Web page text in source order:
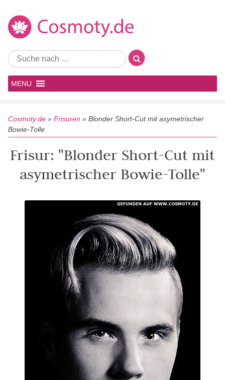
MENU
Cosmoty.de » Frisuren » Blonder Short-Cut mit asymetrischer
Bowie-Tolle
Frisur: "Blonder Short-Cut mit
asymetrischer Bowie-Tolle"